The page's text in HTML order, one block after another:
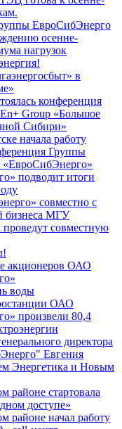
ЕвроСибЭнерго
осенне-
нагрузок
в
конференция
Group «Большое
Сибири»
начала работу
Группы
подводит итоги
совместно с
бизнеса МГУ
совместную
акционеров ОАО
воды
ОАО
произвели 80,4
директора
Евгения
Энергетика и Новым
районе стартовала
доступе»
районе начал работу